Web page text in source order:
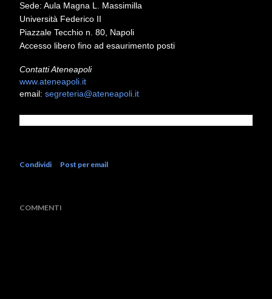
Sede: Aula Magna L. Massimilla
Università Federico II
Piazzale Tecchio n. 80, Napoli
Accesso libero fino ad esaurimento posti
Contatti Ateneapoli
www.ateneapoli.it
email: segreteria@ateneapoli.it
Condividi Post per email
COMMENTI